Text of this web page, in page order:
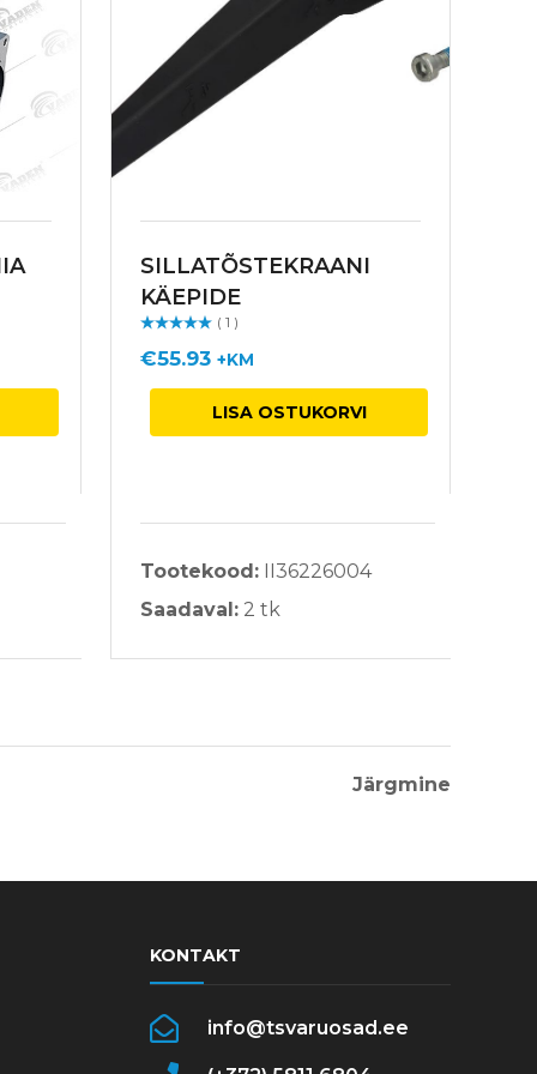
SILLATÕSTEKRAANI
KÄEPIDE
Hinnangu
ga/ 5
( 1 )
€55.93 +KM
LISA OSTUKORVI
Tootekood: II36226004
Saadaval: 2 tk
Järgmine
KONTAKT
info@tsvaruosad.ee